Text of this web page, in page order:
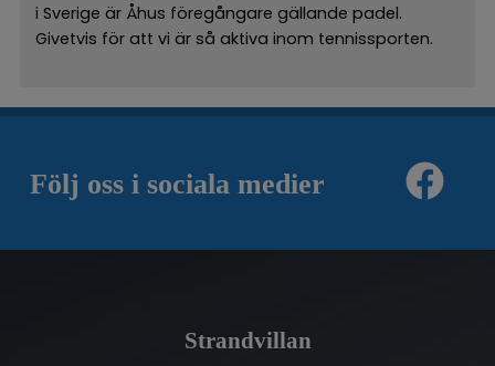
i Sverige är Åhus föregångare gällande padel.
Givetvis för att vi är så aktiva inom tennissporten.
Följ oss i sociala medier
Strandvillan